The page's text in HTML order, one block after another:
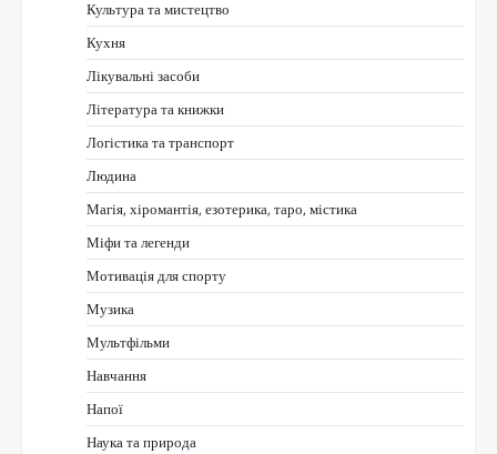
Культура та мистецтво
Кухня
Лікувальні засоби
Література та книжки
Логістика та транспорт
Людина
Магія, хіромантія, езотерика, таро, містика
Міфи та легенди
Мотивація для спорту
Музика
Мультфільми
Навчання
Напої
Наука та природа